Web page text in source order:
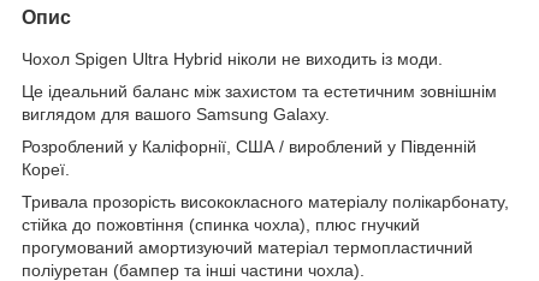
Опис
Чохол Spigen Ultra Hybrid ніколи не виходить із моди.
Це ідеальний баланс між захистом та естетичним зовнішнім
виглядом для вашого Samsung Galaxy.
Розроблений у Каліфорнії, США / вироблений у Південній
Кореї.
Тривала прозорість висококласного матеріалу полікарбонату,
стійка до пожовтіння (спинка чохла), плюс гнучкий
прогумований амортизуючий матеріал термопластичний
поліуретан (бампер та інші частини чохла).